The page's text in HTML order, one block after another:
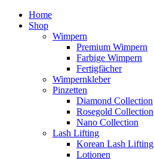
Home
Shop
Wimpern
Premium Wimpern
Farbige Wimpern
Fertigfächer
Wimpernkleber
Pinzetten
Diamond Collection
Rosegold Collection
Nano Collection
Lash Lifting
Korean Lash Lifting
Lotionen